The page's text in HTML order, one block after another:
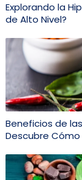
Explorando la
de Alto Nivel?
Beneficios de
Descubre Cómo